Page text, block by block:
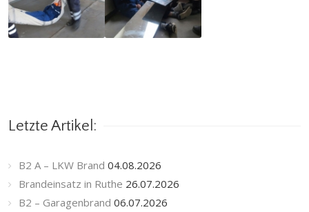
Letzte Artikel:
B2 A – LKW Brand 04.08.2026
Brandeinsatz in Ruthe 26.07.2026
B2 – Garagenbrand 06.07.2026